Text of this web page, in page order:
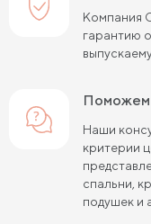
Компания
гарантию
Наши
критерии
спальни,
подушек и